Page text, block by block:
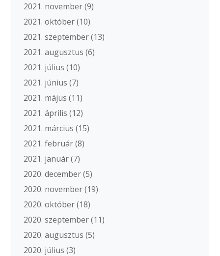
2021. november(9)
2021. október(10)
2021. szeptember(13)
2021. augusztus (6)
2021. július (10)
2021. június (7)
2021. május (11)
2021. április (12)
2021. március (15)
2021. február(8)
2021. január(7)
2020. december(5)
2020. november(19)
2020. október(18)
2020. szeptember(11)
2020. augusztus (5)
2020. július (3)